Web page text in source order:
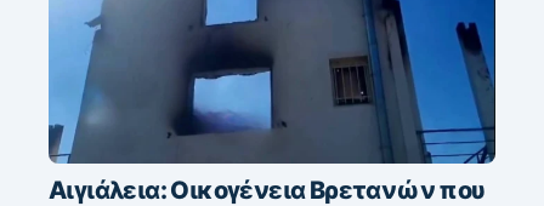
Αιγιάλεια: Οικογένεια Βρετανών που